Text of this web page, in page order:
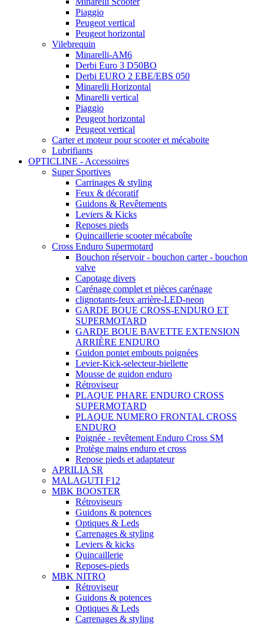
Piaggio
Peugeot vertical
Peugeot horizontal
Vilebrequin
Minarelli-AM6
Derbi Euro 3 D50BO
Derbi EURO 2 EBE/EBS 050
Minarelli Horizontal
Minarelli vertical
Piaggio
Peugeot horizontal
Peugeot vertical
Carter et moteur pour scooter et mécaboite
Lubrifiants
OPTICLINE - Accessoires
Super Sportives
Carrinages & styling
Feux & décoratif
Guidons & Revêtements
Leviers & Kicks
Reposes pieds
Quincaillerie scooter mécaboîte
Cross Enduro Supermotard
Bouchon réservoir - bouchon carter - bouchon
valve
Capotage divers
Carénage complet et pièces carénage
clignotants-feux arrière-LED-neon
GARDE BOUE CROSS-ENDURO ET
SUPERMOTARD
GARDE BOUE BAVETTE EXTENSION
ARRIÈRE ENDURO
Guidon pontet embouts poignées
Levier-Kick-selecteur-biellette
Mousse de guidon enduro
Rétroviseur
PLAQUE PHARE ENDURO CROSS
SUPERMOTARD
PLAQUE NUMERO FRONTAL CROSS
ENDURO
Poignée - revêtement Enduro Cross SM
Protège mains enduro et cross
Repose pieds et adaptateur
APRILIA SR
MALAGUTI F12
MBK BOOSTER
Rétroviseurs
Guidons & potences
Optiques & Leds
Carrenages & styling
Leviers & kicks
Quincaillerie
Reposes-pieds
MBK NITRO
Rétroviseur
Guidons & potences
Optiques & Leds
Carrenages & styling